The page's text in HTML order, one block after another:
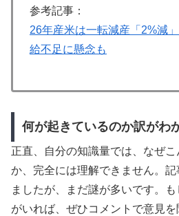
参考記事：
26年産米は一転減産「2%減
給不足に懸念も
何が起きているのか訳がわ
正直、自分の知識量では、なぜ
か、完全には理解できません。
ましたが、まだ謎が多いです。
がいれば、ぜひコメントで意見